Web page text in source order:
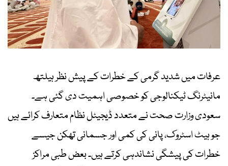
عرفات میں شدید گرمی کے خطرات کے پیش نظر ہیلتھ
مانیٹرنگ ٹیکنالوجی کو خصوصی اہمیت دی گئی ہے۔
سعودی وزارت صحت نے متعدد ڈیجیٹل نظام متعارف کرائے ہیں
جو ہیٹ اسٹروک، پانی کی کمی اور جسمانی تھکن جیسے
خطرات کی پیشگی نشاندہی کرتے ہیں۔ بعض طبی مراکز